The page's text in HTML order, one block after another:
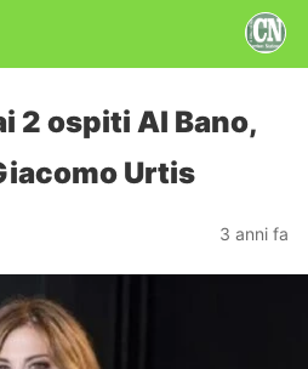
2 ospiti Al Bano,
Urtis
3 anni fa